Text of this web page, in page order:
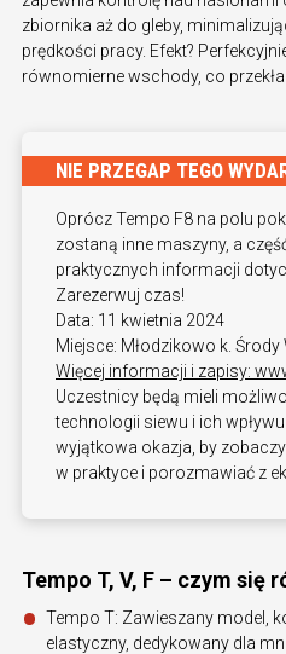
zbiornika aż do gleby,
prędkości pracy. Efekt?
równomierne wschody, co
NIE PRZEGAP TEGO
Oprócz Tempo F8 na polu
zostaną inne maszyny, a
praktycznych informacji
Zarezerwuj czas!
Data: 11 kwietnia 2024
Miejsce: Młodzikowo k.
Więcej informacji i zapisy:
Uczestnicy będą mieli
technologii siewu i ich
wyjątkowa okazja, by
w praktyce i porozmawiać z
Tempo T, V, F – czym się
Tempo T: Zawieszany model,
elastyczny, dedykowany dla